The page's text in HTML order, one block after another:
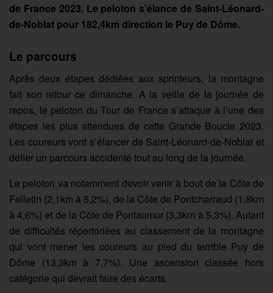
de France 2023. Le peloton s’élance de Saint-Léonard-
de-Noblat pour 182,4km direction le Puy de Dôme.
Le parcours
Après deux étapes dédiées aux sprinteurs, la montagne
fait son retour ce dimanche. A la veille de la journée de
repos, le peloton du Tour de France s’attaque à l’une des
étapes les plus attendues de cette Grande Boucle 2023.
Les coureurs vont s’élancer de Saint-Léonard-de-Noblat et
défier un parcours accidenté tout au long de la journée.
Le peloton va notamment devoir venir à bout de la Côte de
Felletin (2,1km à 5,2%), de la Côte de Pontcharraud (1,8km
à 4,6%) et de la Côte de Pontaumur (3,3km à 5,3%). Autant
de difficultés répertoriées au classement de la montagne
qui vont mener les coureurs au pied du terrible Puy de
Dôme (13,3km à 7,7%). Une ascension classée hors
catégorie qui devrait faire des écarts.